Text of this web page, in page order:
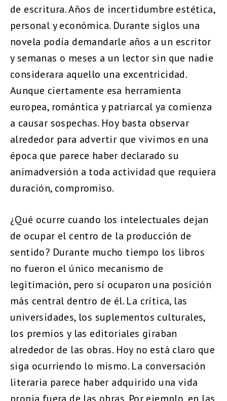
de escritura. Años de incertidumbre estética,
personal y económica. Durante siglos una
novela podía demandarle años a un escritor
y semanas o meses a un lector sin que nadie
considerara aquello una excentricidad.
Aunque ciertamente esa herramienta
europea, romántica y patriarcal ya comienza
a causar sospechas. Hoy basta observar
alrededor para advertir que vivimos en una
época que parece haber declarado su
animadversión a toda actividad que requiera
duración, compromiso.
¿Qué ocurre cuando los intelectuales dejan
de ocupar el centro de la producción de
sentido? Durante mucho tiempo los libros
no fueron el único mecanismo de
legitimación, pero sí ocuparon una posición
más central dentro de él. La crítica, las
universidades, los suplementos culturales,
los premios y las editoriales giraban
alrededor de las obras. Hoy no está claro que
siga ocurriendo lo mismo. La conversación
literaria parece haber adquirido una vida